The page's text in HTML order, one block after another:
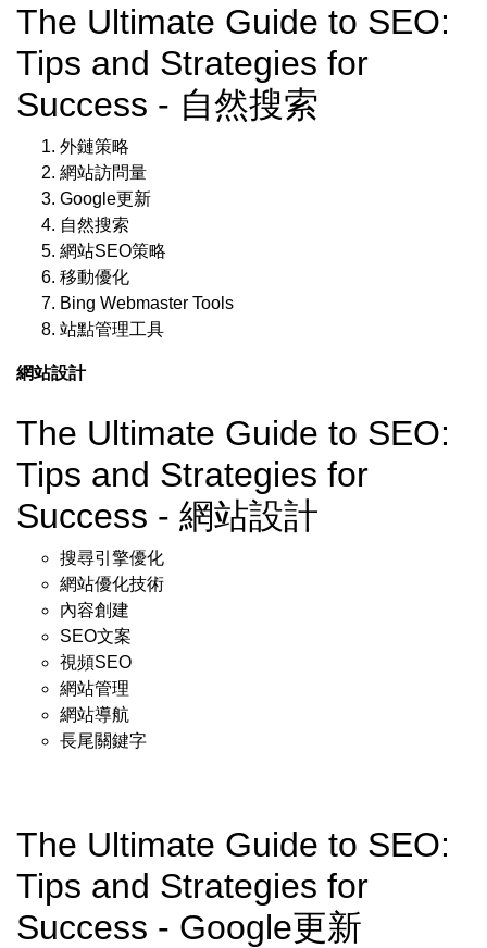
The Ultimate Guide to SEO:
Tips and Strategies for
Success - 自然搜索
外鏈策略
網站訪問量
Google更新
自然搜索
網站SEO策略
移動優化
Bing Webmaster Tools
站點管理工具
網站設計
The Ultimate Guide to SEO:
Tips and Strategies for
Success - 網站設計
搜尋引擎優化
網站優化技術
內容創建
SEO文案
視頻SEO
網站管理
網站導航
長尾關鍵字
The Ultimate Guide to SEO:
Tips and Strategies for
Success - Google更新